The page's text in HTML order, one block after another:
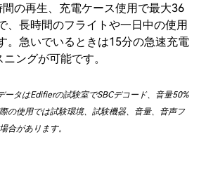
の再生、充電ケース使用で最大36
、長時間のフライトや一日中の使用
。急いでいるときは15分の急速充電
ングが可能です。
ータはEdifierの試験室でSBCデコード、音量50%
の使用では試験環境、試験機器、音量、音声フ
合があります。